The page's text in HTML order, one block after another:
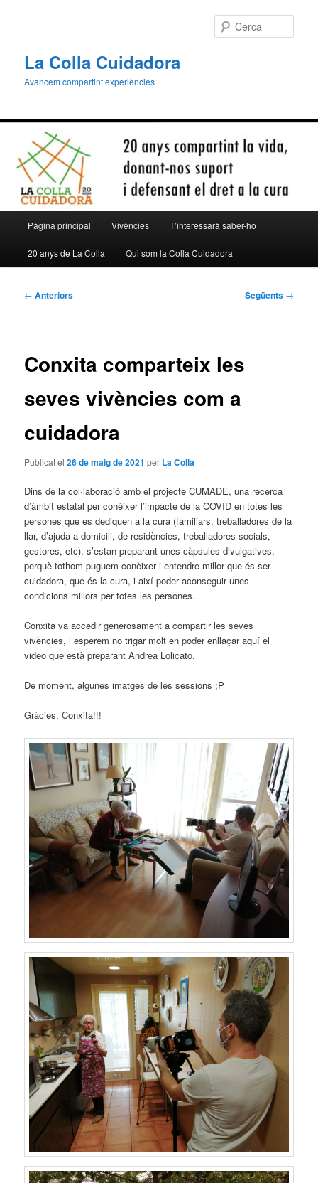
La Colla Cuidadora
Avancem compartint experiències
principal
Pàgina principal Vivències T’interessarà saber-ho
20 anys de La Colla Qui som la Colla Cuidadora
Navegació
← Anteriors Següents →
Conxita comparteix les
seves vivències com a
cuidadora
Publicat el26 de maig de 2021 per La Colla
Dins de la col·laboració amb el projecte CUMADE, una recerca
d’àmbit estatal per conèixer l’impacte de la COVID en totes les
persones que es dediquen a la cura (familiars, treballadores de la
llar, d’ajuda a domicili, de residències, treballadores socials,
gestores, etc), s’estan preparant unes càpsules divulgatives,
perquè tothom puguem conèixer i entendre millor que és ser
cuidadora, que és la cura, i així poder aconseguir unes
condicions millors per totes les persones.
Conxita va accedir generosament a compartir les seves
vivències, i esperem no trigar molt en poder enllaçar aquí el
video que està preparant Andrea Lolicato.
De moment, algunes imatges de les sessions ;P
Gràcies, Conxita!!!